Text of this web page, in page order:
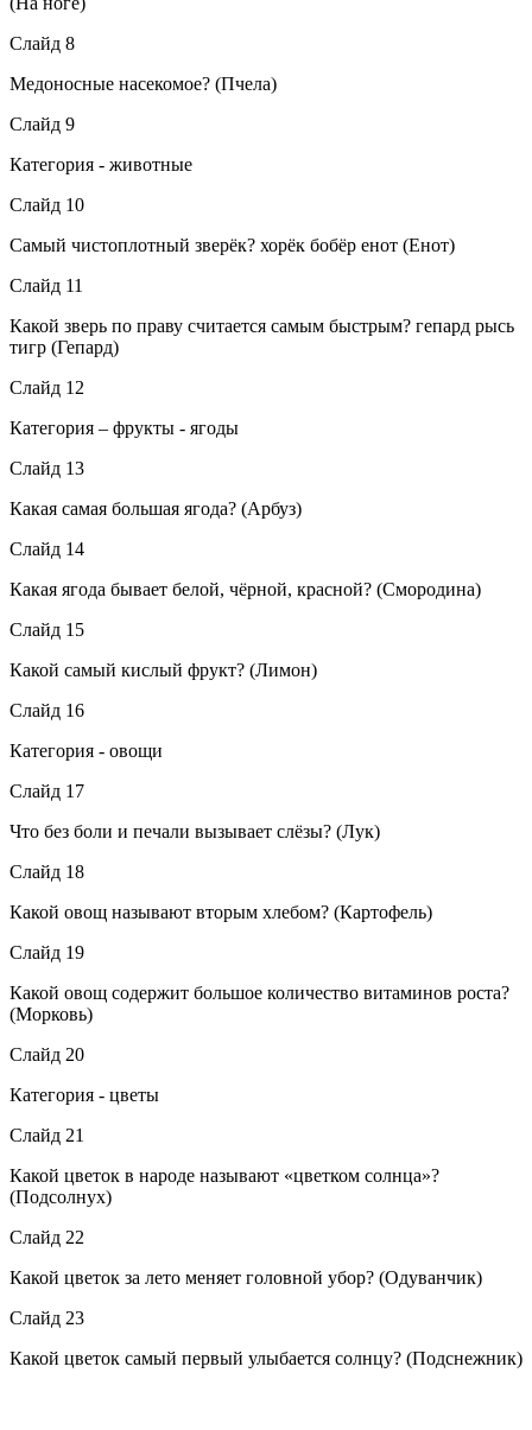
Слайд 8
Медоносные насекомое? (Пчела)
Слайд 9
Категория - животные
Слайд 10
Самый чистоплотный зверёк? хорёк бобёр енот (Енот)
Слайд 11
Какой зверь по праву считается самым быстрым? гепард рысь
тигр (Гепард)
Слайд 12
Категория – фрукты - ягоды
Слайд 13
Какая самая большая ягода? (Арбуз)
Слайд 14
Какая ягода бывает белой, чёрной, красной? (Смородина)
Слайд 15
Какой самый кислый фрукт? (Лимон)
Слайд 16
Категория - овощи
Слайд 17
Что без боли и печали вызывает слёзы? (Лук)
Слайд 18
Какой овощ называют вторым хлебом? (Картофель)
Слайд 19
Какой овощ содержит большое количество витаминов роста?
(Морковь)
Слайд 20
Категория - цветы
Слайд 21
Какой цветок в народе называют «цветком солнца»?
(Подсолнух)
Слайд 22
Какой цветок за лето меняет головной убор? (Одуванчик)
Слайд 23
Какой цветок самый первый улыбается солнцу? (Подснежник)